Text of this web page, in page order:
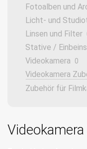
Fotoalben und
Licht- und
Linsen und Filter
Stative /
Videokamera 0
Videokamera
Zubehör für